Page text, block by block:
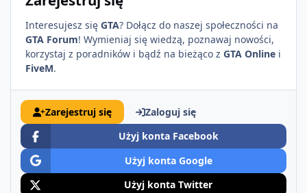
Interesujesz się GTA? Dołącz do naszej społeczności na
GTA Forum! Wymieniaj się wiedzą, poznawaj nowości,
korzystaj z poradników i bądź na bieżąco z GTA Online i
FiveM.
Zarejestruj się
Zaloguj się
Użyj konta Facebook
Użyj konta Google
Użyj konta Twitter